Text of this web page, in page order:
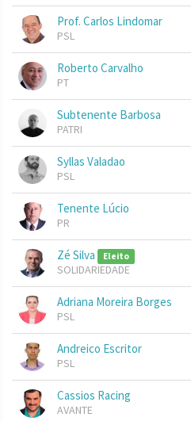
Prof. Carlos Lindomar
PSL
Roberto Carvalho
PT
Subtenente Barbosa
PATRI
Syllas Valadao
PSL
Tenente Lúcio
PR
Zé Silva Eleito
SOLIDARIEDADE
Adriana Moreira Borges
PSL
Andreico Escritor
PSL
Cassios Racing
AVANTE